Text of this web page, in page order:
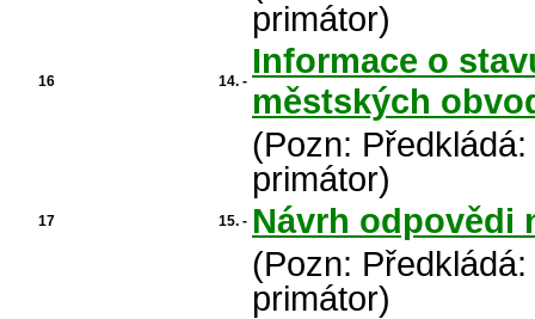
primátor)
16 14. -
Informace o
městských
(Pozn:
primátor)
17 15. - Návrh odpovědi
(Pozn:
primátor)